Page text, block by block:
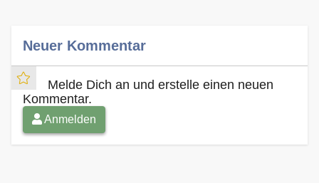
Neuer Kommentar
Melde Dich an und erstelle einen neuen
Kommentar.
Anmelden